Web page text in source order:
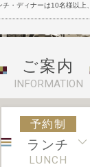
・ディナーは10名様以上
ご案内
INFORMATION
予約制
ランチ
LUNCH